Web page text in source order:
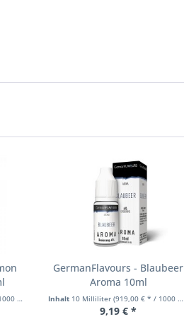
GermanFlavours - Blaubeer
Aroma 10ml
Inhalt 10 Milliliter(919,00 € * / 1000 Milliliter)
9,19 € *